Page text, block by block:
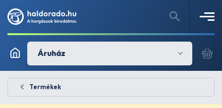
Áruház
Termékek